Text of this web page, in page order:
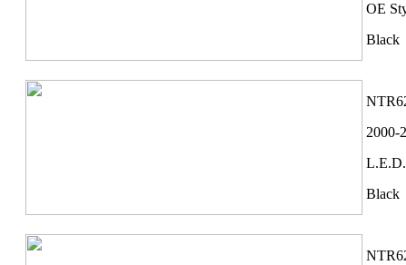
OE
Black
2000-
Black